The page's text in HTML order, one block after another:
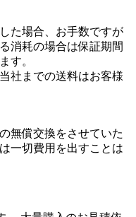
た場合、お手数ですが
消耗の場合は保証期間
す。
社までの送料はお客様
無償交換をさせていた
一切費用を出すことは